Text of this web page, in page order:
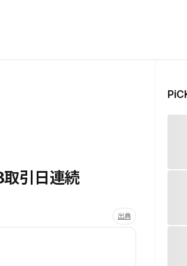
引日連続
出典